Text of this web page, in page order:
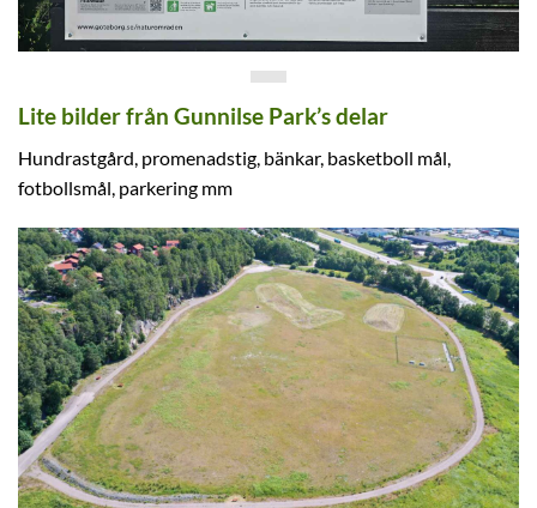
Lite bilder från Gunnilse Park’s delar
Hundrastgård, promenadstig, bänkar, basketboll mål,
fotbollsmål, parkering mm